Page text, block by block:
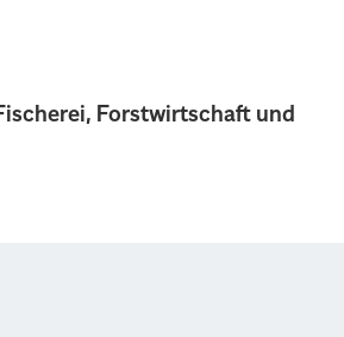
Forstwirtschaft und